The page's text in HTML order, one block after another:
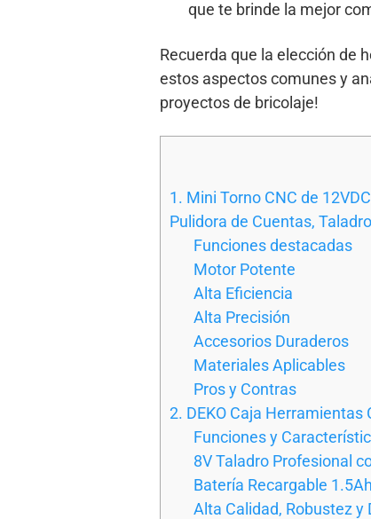
que te brinde la mejor
Recuerda que la elección de
estos aspectos comunes y
proyectos de bricolaje!
1. Mini Torno CNC de
Pulidora de Cuentas,
Funciones destacadas
Motor Potente
Alta Eficiencia
Alta Precisión
Accesorios Duraderos
Materiales Aplicables
Pros y Contras
2. DEKO Caja
Funciones y
8V Taladro Profesional
Batería Recargable
Alta Calidad, Robustez y